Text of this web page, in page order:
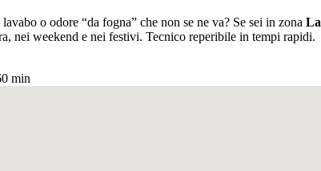
o odore “da fogna” che non se ne va? Se sei in zona
nei weekend e nei festivi. Tecnico reperibile in tempi rapidi.
min